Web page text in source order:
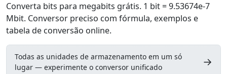
Converta bits para megabits grátis. 1 bit = 9.53674e-7
Mbit. Conversor preciso com fórmula, exemplos e
tabela de conversão online.
Todas as unidades de armazenamento em um só
lugar — experimente o conversor unificado
→